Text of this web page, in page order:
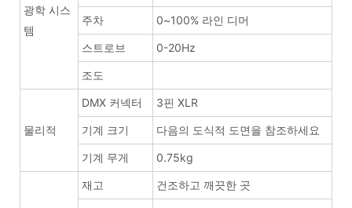
광학 시스
템
주차 0~100% 라인 디머
스트로브 0-20Hz
조도
물리적
DMX 커넥터 3핀 XLR
기계 크기 다음의 도식적 도면을 참조하세요
기계 무게 0.75kg
재고 건조하고 깨끗한 곳